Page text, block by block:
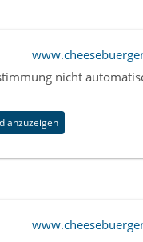
nicht
anzuzeigen